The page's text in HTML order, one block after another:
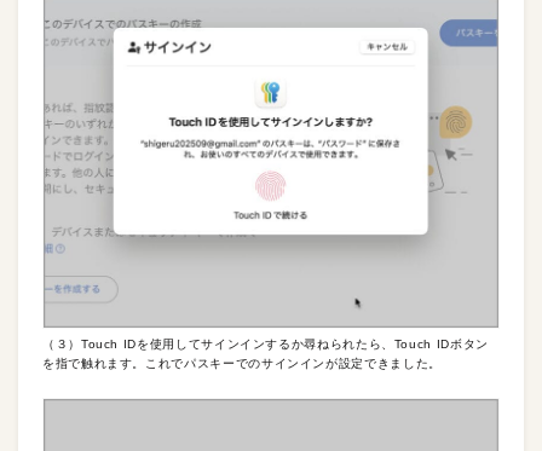
（３）Touch IDを使用してサインインするか尋ねられたら、Touch IDボタン
を指で触れます。これでパスキーでのサインインが設定できました。